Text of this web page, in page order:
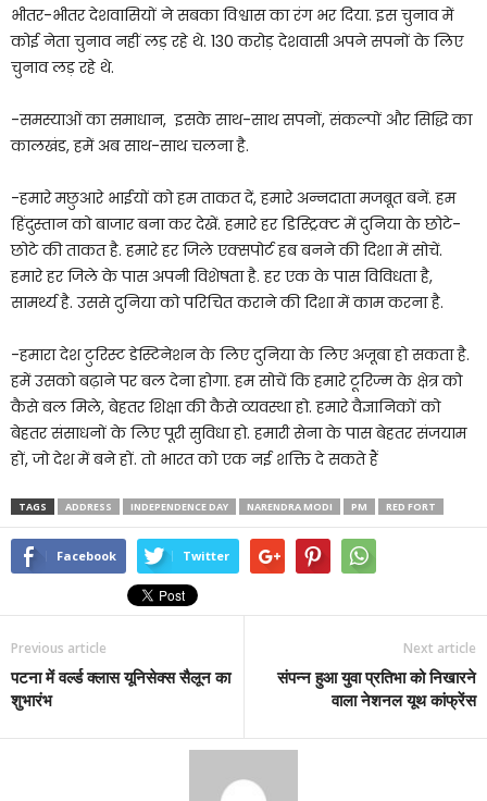
भीतर-भीतर देशवासियों ने सबका विश्वास का रंग भर दिया. इस चुनाव में
कोई नेता चुनाव नहीं लड़ रहे थे. 130 करोड़ देशवासी अपने सपनों के लिए
चुनाव लड़ रहे थे.
-समस्याओं का समाधान, इसके साथ-साथ सपनों, संकल्पों और सिद्धि का
कालखंड, हमें अब साथ-साथ चलना है.
-हमारे मछुआरे भाईयों को हम ताकत दें, हमारे अन्नदाता मजबूत बनें. हम
हिंदुस्तान को बाजार बना कर देखें. हमारे हर डिस्ट्रिक्ट में दुनिया के छोटे-
छोटे की ताकत है. हमारे हर जिले एक्सपोर्ट हब बनने की दिशा में सोचें.
हमारे हर जिले के पास अपनी विशेषता है. हर एक के पास विविधता है,
सामर्थ्य है. उससे दुनिया को परिचित कराने की दिशा में काम करना है.
-हमारा देश टुरिस्ट डेस्टिनेशन के लिए दुनिया के लिए अजूबा हो सकता है.
हमें उसको बढ़ाने पर बल देना होगा. हम सोचें कि हमारे टूरिज्म के क्षेत्र को
कैसे बल मिले, बेहतर शिक्षा की कैसे व्यवस्था हो. हमारे वैज्ञानिकों को
बेहतर संसाधनों के लिए पूरी सुविधा हो. हमारी सेना के पास बेहतर संजयाम
हों, जो देश में बने हों. तो भारत को एक नई शक्ति दे सकते हैं
TAGS ADDRESS INDEPENDENCE DAY NARENDRA MODI PM RED FORT
Facebook Twitter
Previous article
पटना में वर्ल्ड क्लास यूनिसेक्स सैलून का
शुभारंभ
Next article
संपन्न हुआ युवा प्रतिभा को निखारने
वाला नेशनल यूथ कांफ्रेंस